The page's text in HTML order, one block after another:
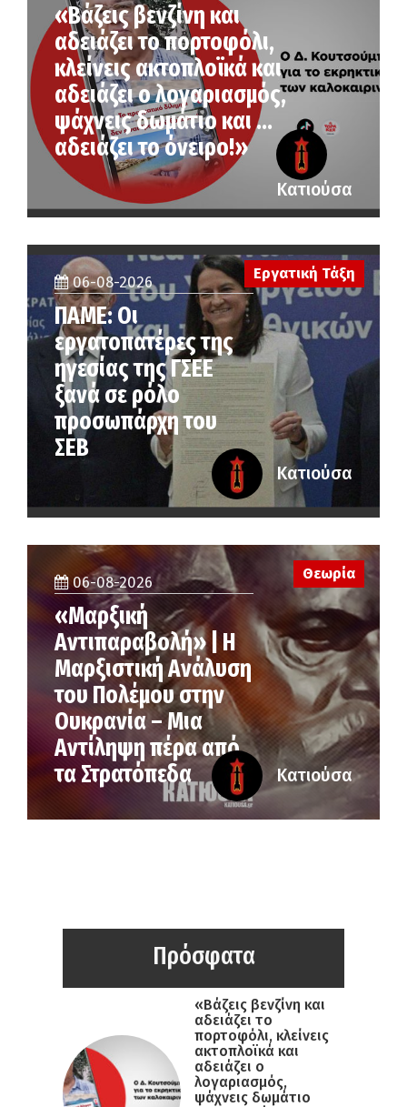
«Βάζεις βενζίνη και
αδειάζει το πορτοφόλι,
κλείνεις ακτοπλοϊκά και
αδειάζει ο λογαριασμός,
ψάχνεις δωμάτιο και …
αδειάζει το όνειρο!»
Κατιούσα
06-08-2026
ΠΑΜΕ: Οι
εργατοπατέρες της
ηγεσίας της ΓΣΕΕ
ξανά σε ρόλο
προσωπάρχη του
ΣΕΒ
Εργατική Τάξη
Κατιούσα
06-08-2026
«Μαρξική
Αντιπαραβολή» | Η
Μαρξιστική Ανάλυση
του Πολέμου στην
Ουκρανία – Μια
Αντίληψη πέρα από
τα Στρατόπεδα
Θεωρία
Κατιούσα
Πρόσφατα
«Βάζεις βενζίνη και
αδειάζει το
πορτοφόλι, κλείνεις
ακτοπλοϊκά και
αδειάζει ο
λογαριασμός,
ψάχνεις δωμάτιο